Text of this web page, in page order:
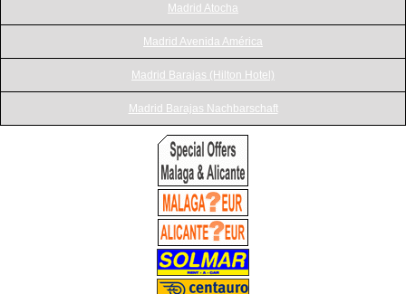
Madrid Atocha
Madrid Avenida América
Madrid Barajas (Hilton Hotel)
Madrid Barajas Nachbarschaft